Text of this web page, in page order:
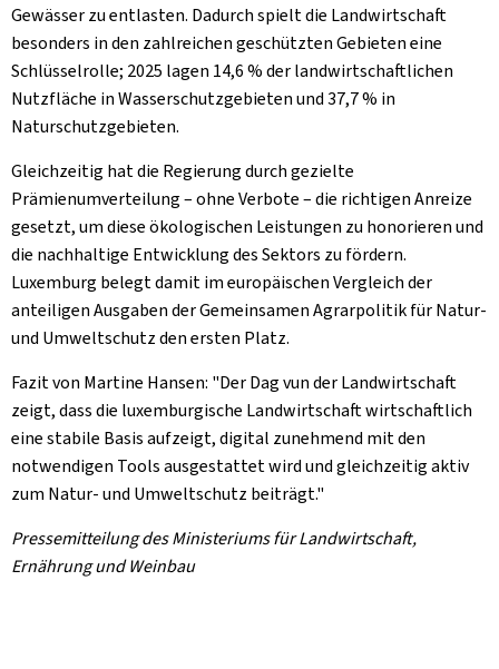
Gewässer zu entlasten. Dadurch spielt die Landwirtschaft
besonders in den zahlreichen geschützten Gebieten eine
Schlüsselrolle; 2025 lagen 14,6 % der landwirtschaftlichen
Nutzfläche in Wasserschutzgebieten und 37,7 % in
Naturschutzgebieten.
Gleichzeitig hat die Regierung durch gezielte
Prämienumverteilung – ohne Verbote – die richtigen Anreize
gesetzt, um diese ökologischen Leistungen zu honorieren und
die nachhaltige Entwicklung des Sektors zu fördern.
Luxemburg belegt damit im europäischen Vergleich der
anteiligen Ausgaben der Gemeinsamen Agrarpolitik für Natur-
und Umweltschutz den ersten Platz.
Fazit von Martine Hansen: "DerDag vun der Landwirtschaft
zeigt, dass die luxemburgische Landwirtschaft wirtschaftlich
eine stabile Basis aufzeigt, digital zunehmend mit den
notwendigen Tools ausgestattet wird und gleichzeitig aktiv
zum Natur- und Umweltschutz beiträgt."
Pressemitteilung des Ministeriums für Landwirtschaft,
Ernährung und Weinbau